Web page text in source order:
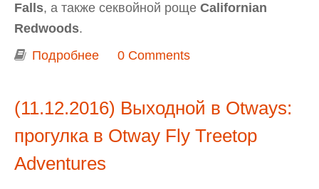
Falls, а также секвойной роще Californian
Redwoods.
Подробнее о Выходной в Otways: Triplet Falls,
0 Comments
(11.12.2016) Выходной в Otways:
прогулка в Otway Fly Treetop
Adventures